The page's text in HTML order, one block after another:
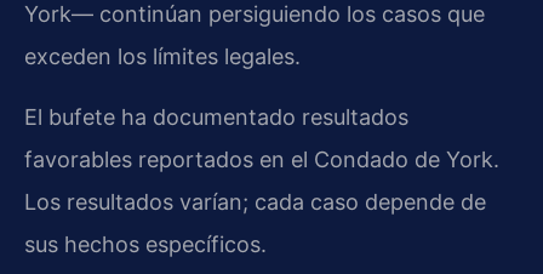
York— continúan persiguiendo los casos que
exceden los límites legales.
El bufete ha documentado resultados
favorables reportados en el Condado de York.
Los resultados varían; cada caso depende de
sus hechos específicos.